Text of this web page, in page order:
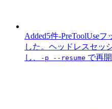
Added5件-PreToolUse
した。ヘッドレスセッ
し、
-p --resume で再